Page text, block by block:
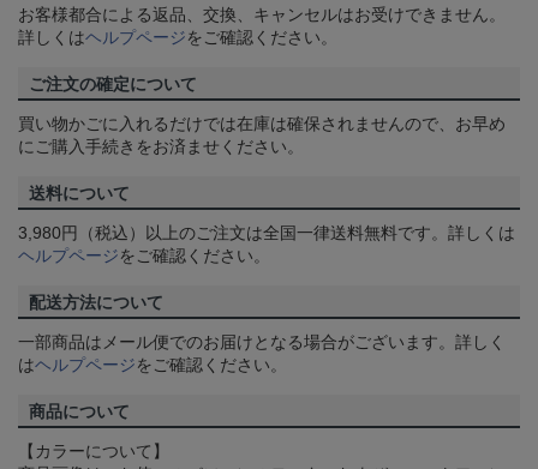
お客様都合による返品、交換、キャンセルはお受けできません。
詳しくはヘルプページをご確認ください。
ご注文の確定について
買い物かごに入れるだけでは在庫は確保されませんので、お早め
にご購入手続きをお済ませください。
送料について
3,980円（税込）以上のご注文は全国一律送料無料です。詳しくは
ヘルプページをご確認ください。
配送方法について
一部商品はメール便でのお届けとなる場合がございます。詳しく
はヘルプページをご確認ください。
商品について
【カラーについて】